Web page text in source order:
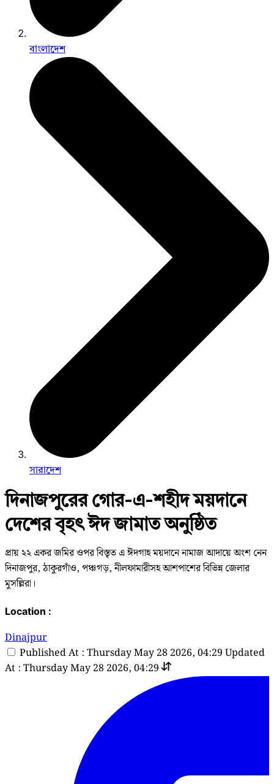
বাংলাদেশ
সারাদেশ
দিনাজপুরের গোর-এ-শহীদ ময়দানে
দেশের বৃহৎ ঈদ জামাত অনুষ্ঠিত
প্রায় ২২ একর জমির ওপর বিস্তৃত এ ঈদগাহ ময়দানে নামাজ আদায়ে অংশ নেন
দিনাজপুর, ঠাকুরগাঁও, পঞ্চগড়, নীলফামারীসহ আশপাশের বিভিন্ন জেলার
মুসল্লিরা।
Location :
Dinajpur
Published At : Thursday May 28 2026, 04:29 Updated
At : Thursday May 28 2026, 04:29